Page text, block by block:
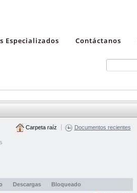
Especializados Contáctanos
Carpeta raíz Documentos recientes
Descargas Bloqueado